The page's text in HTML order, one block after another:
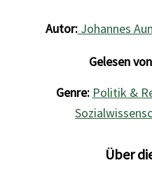
Autor:Johannes
Gelesen
Genre: Politik &
Über